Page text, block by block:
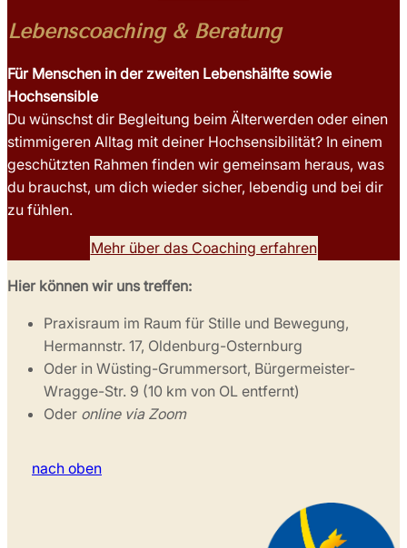
Lebenscoaching & Beratung
Für Menschen in der zweiten Lebenshälfte sowie
Hochsensible
Du wünschst dir Begleitung beim Älterwerden oder einen
stimmigeren Alltag mit deiner Hochsensibilität? In einem
geschützten Rahmen finden wir gemeinsam heraus, was
du brauchst, um dich wieder sicher, lebendig und bei dir
zu fühlen.
Mehr über das Coaching erfahren
Hier können wir uns treffen:
Praxisraum im Raum für Stille und Bewegung,
Hermannstr. 17, Oldenburg-Osternburg
Oder in Wüsting-Grummersort, Bürgermeister-
Wragge-Str. 9 (10 km von OL entfernt)
Oder online via Zoom
nach oben